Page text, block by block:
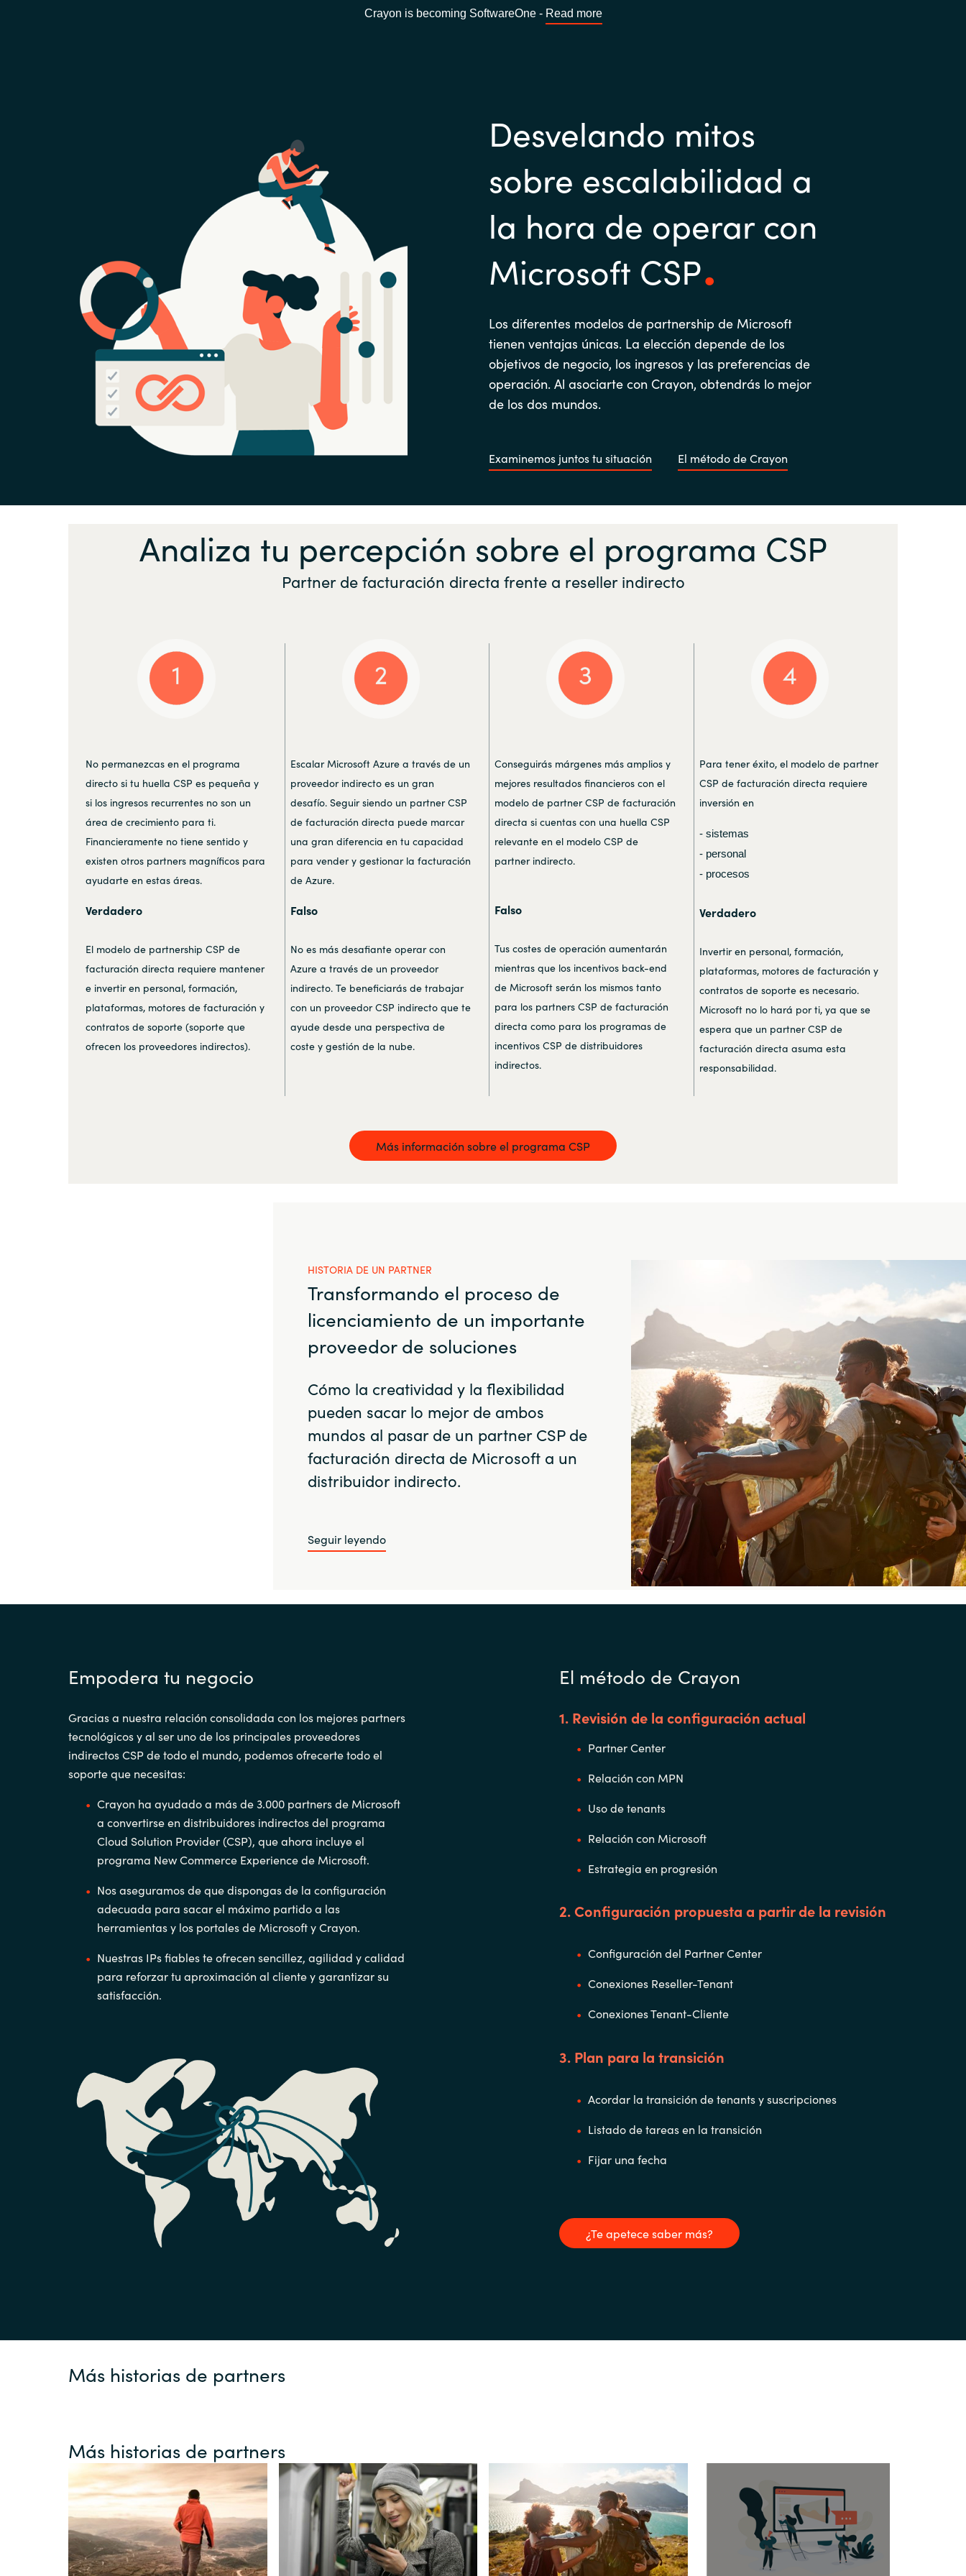
Crayon is becoming SoftwareOne - Read more
Desvelando mitos
sobre escalabilidad a
la hora de operar con
Microsoft CSP
Los diferentes modelos de partnership de Microsoft
tienen ventajas únicas. La elección depende de los
objetivos de negocio, los ingresos y las preferencias de
operación. Al asociarte con Crayon, obtendrás lo mejor
de los dos mundos.
Examinemos juntos tu situación El método de Crayon
Analiza tu percepción sobre el programa CSP
Partner de facturación directa frente a reseller indirecto
No permanezcas en el programa
directo si tu huella CSP es pequeña y
si los ingresos recurrentes no son un
área de crecimiento para ti.
Financieramente no tiene sentido y
existen otros partners magníficos para
ayudarte en estas áreas.
Verdadero
El modelo de partnership CSP de
facturación directa requiere mantener
e invertir en personal, formación,
plataformas, motores de facturación y
contratos de soporte (soporte que
ofrecen los proveedores indirectos).
Escalar Microsoft Azure a través de un
proveedor indirecto es un gran
desafío. Seguir siendo un partner CSP
de facturación directa puede marcar
una gran diferencia en tu capacidad
para vender y gestionar la facturación
de Azure.
Falso
No es más desafiante operar con
Azure a través de un proveedor
indirecto. Te beneficiarás de trabajar
con un proveedor CSP indirecto que te
ayude desde una perspectiva de
coste y gestión de la nube.
Conseguirás márgenes más amplios y
mejores resultados financieros con el
modelo de partner CSP de facturación
directa si cuentas con una huella CSP
relevante en el modelo CSP de
partner indirecto.
Falso
Tus costes de operación aumentarán
mientras que los incentivos back-end
de Microsoft serán los mismos tanto
para los partners CSP de facturación
directa como para los programas de
incentivos CSP de distribuidores
indirectos.
Para tener éxito, el modelo de partner
CSP de facturación directa requiere
inversión en
- sistemas
- personal
- procesos
Verdadero
Invertir en personal, formación,
plataformas, motores de facturación y
contratos de soporte es necesario.
Microsoft no lo hará por ti, ya que se
espera que un partner CSP de
facturación directa asuma esta
responsabilidad.
Más información sobre el programa CSP
HISTORIA DE UN PARTNER
Transformando el proceso de
licenciamiento de un importante
proveedor de soluciones
Cómo la creatividad y la flexibilidad
pueden sacar lo mejor de ambos
mundos al pasar de un partner CSP de
facturación directa de Microsoft a un
distribuidor indirecto.
Seguir leyendo
Empodera tu negocio El método de Crayon
Gracias a nuestra relación consolidada con los mejores partners
tecnológicos y al ser uno de los principales proveedores
indirectos CSP de todo el mundo, podemos ofrecerte todo el
soporte que necesitas:
Crayon ha ayudado a más de 3.000 partners de Microsoft
a convertirse en distribuidores indirectos del programa
Cloud Solution Provider (CSP), que ahora incluye el
programa New Commerce Experience de Microsoft.
Nos aseguramos de que dispongas de la configuración
adecuada para sacar el máximo partido a las
herramientas y los portales de Microsoft y Crayon.
Nuestras IPs fiables te ofrecen sencillez, agilidad y calidad
para reforzar tu aproximación al cliente y garantizar su
satisfacción.
1. Revisión de la configuración actual
Partner Center
Relación con MPN
Uso de tenants
Relación con Microsoft
Estrategia en progresión
2. Configuración propuesta a partir de la revisión
Configuración del Partner Center
Conexiones Reseller-Tenant
Conexiones Tenant-Cliente
3. Plan para la transición
Acordar la transición de tenants y suscripciones
Listado de tareas en la transición
Fijar una fecha
¿Te apetece saber más?
Más historias de partners
Más historias de partners